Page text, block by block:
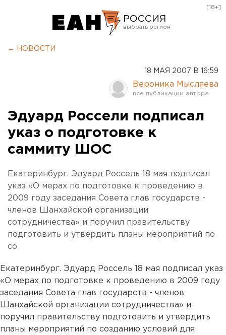
РОССИЯ
Оренбург
[18+]
← НОВОСТИ
18 МАЯ 2007 В 16:59
Вероника Мысляева
Эдуард Россели подписал
указ о подготовке к
саммиту ШОС
Екатеринбург. Эдуард Россель 18 мая подписал
указ «О мерах по подготовке к проведению в
2009 году заседания Совета глав государств -
членов Шанхайской организации
сотрудничества» и поручил правительству
подготовить и утвердить планы мероприятий по
со
Екатеринбург. Эдуард Россель 18 мая подписал указ
«О мерах по подготовке к проведению в 2009 году
заседания Совета глав государств - членов
Шанхайской организации сотрудничества» и
поручил правительству подготовить и утвердить
планы мероприятий по созданию условий для